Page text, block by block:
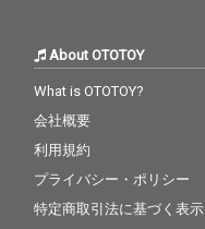
About OTOTOY
What is OTOTOY?
会社概要
利用規約
プライバシー・ポリシー
特定商取引法に基づく表示